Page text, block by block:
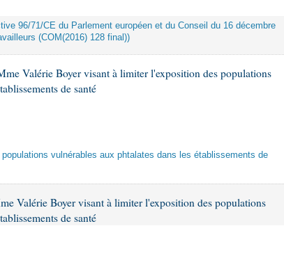
96/71/CE du Parlement européen et du Conseil du 16 décembre
(COM(2016) 128 final))
Valérie Boyer visant à limiter l'exposition des populations
de santé
vulnérables aux phtalates dans les établissements de
Valérie Boyer visant à limiter l'exposition des populations
de santé